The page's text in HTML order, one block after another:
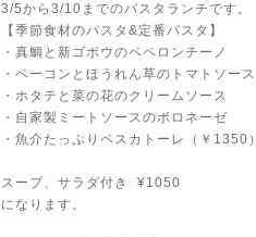
3/5から3/10までのパスタランチです。
【季節食材のパスタ&定番パスタ】
・真鯛と新ゴボウのペペロンチーノ
・ベーコンとほうれん草のトマトソース
・ホタテと菜の花のクリームソース
・自家製ミートソースのボロネーゼ
・魚介たっぷりペスカトーレ（￥1350）
スープ、サラダ付き ¥1050
になります。